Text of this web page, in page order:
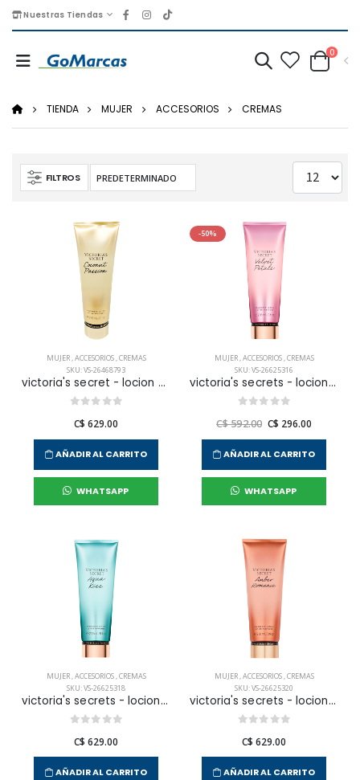
Nuestras Tiendas
0
TIENDA MUJER ACCESORIOS CREMAS
FILTROS
MUJER,ACCESORIOS,CREMAS
SKU: VS-26468793
victoria's secret - locion corporal bare coconut passion para mujer
C$ 629.00
AÑADIR AL CARRITO
WHATSAPP
-50%
MUJER,ACCESORIOS,CREMAS
SKU: VS-26625316
victoria's secrets - locion corporal velvet petals para mujer
C$ 592.00 C$ 296.00
AÑADIR AL CARRITO
WHATSAPP
MUJER,ACCESORIOS,CREMAS
SKU: VS-26625318
victoria's secrets - locion corporal aqua kiss para mujer
C$ 629.00
AÑADIR AL CARRITO
MUJER,ACCESORIOS,CREMAS
SKU: VS-26625320
victoria's secrets - locion corporal amber romance para mujer
C$ 629.00
AÑADIR AL CARRITO